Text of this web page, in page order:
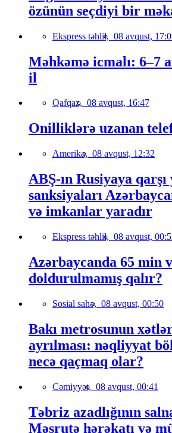
özünün seçdiyi bir
Ekspress təhlil, 08 avqust,
Məhkəmə icmalı: 6–7
il
Qafqaz, 08 avqust, 16:47
Onilliklərə uzanan
Amerika, 08 avqust, 12:32
ABŞ-ın Rusiyaya qarşı
sanksiyaları
və imkanlar yaradır
Ekspress təhlil, 08 avqust,
Azərbaycanda 65 min
doldurulmamış qalır?
Sosial sahə, 08 avqust, 00:50
Bakı metrosunun
ayrılması: nəqliyyat
necə qaçmaq olar?
Cəmiyyət, 08 avqust, 00:41
Təbriz azadlığının
Məşrutə hərəkatı və